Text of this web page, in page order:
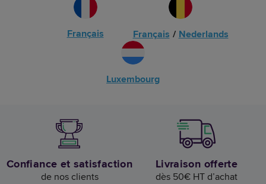
Français Français / Nederlands
Luxembourg
Confiance et satisfaction
de nos clients
Livraison offerte
dès 50€ HT d’achat